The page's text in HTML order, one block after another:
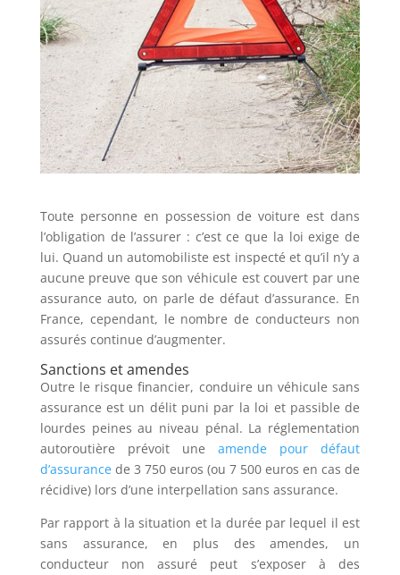
Toute personne en possession de voiture est dans
l’obligation de l’assurer : c’est ce que la loi exige de
lui. Quand un automobiliste est inspecté et qu’il n’y a
aucune preuve que son véhicule est couvert par une
assurance auto, on parle de défaut d’assurance. En
France, cependant, le nombre de conducteurs non
assurés continue d’augmenter.
Sanctions et amendes
Outre le risque financier, conduire un véhicule sans
assurance est un délit puni par la loi et passible de
lourdes peines au niveau pénal. La réglementation
autoroutière prévoit uneamende pour défaut
d’assurancede 3 750 euros (ou 7 500 euros en cas de
récidive) lors d’une interpellation sans assurance.
Par rapport à la situation et la durée par lequel il est
sans assurance, en plus des amendes, un
conducteur non assuré peut s’exposer à des